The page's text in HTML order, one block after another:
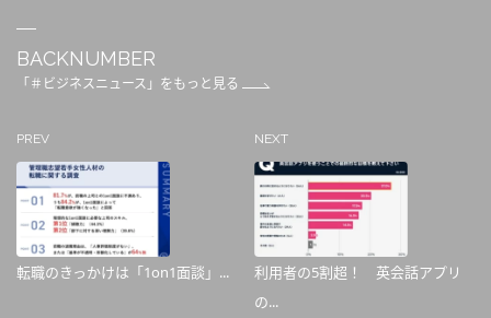
BACKNUMBER
「＃ビジネスニュース」をもっと見る
PREV
転職のきっかけは「1on1面談」...
NEXT
利用者の5割超！ 英会話アプリ
の...